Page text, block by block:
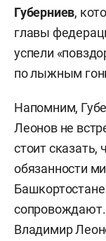
Губерниев,
главы
успели
по лыжным
Напомним,
Леонов не
стоит сказать,
обязанности
сопровождают.
Владимир